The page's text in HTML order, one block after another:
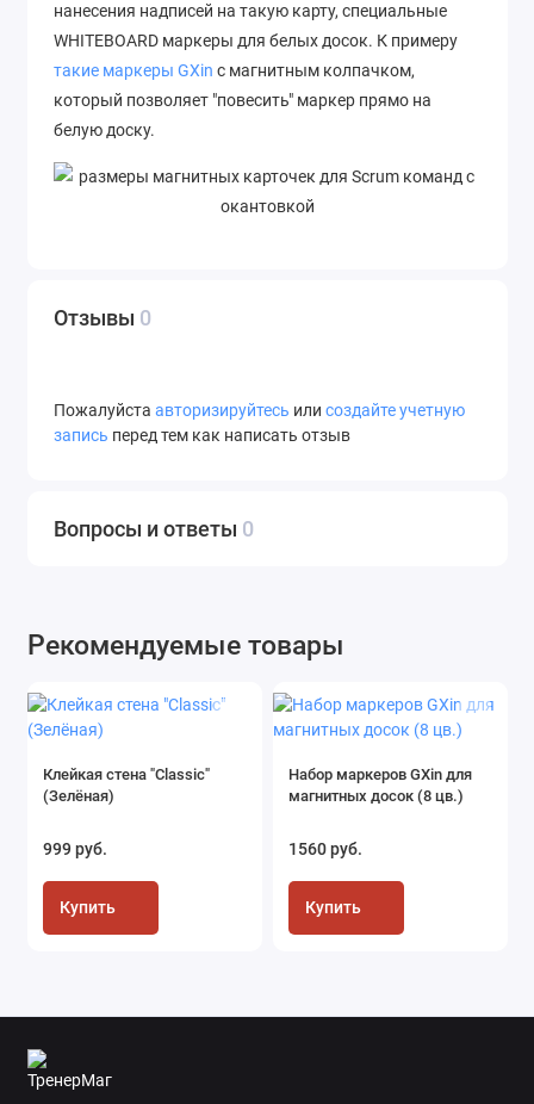
нанесения надписей на такую карту, специальные
WHITEBOARD маркеры для белых досок. К примеру
такие маркеры GXin с магнитным колпачком,
который позволяет "повесить" маркер прямо на
белую доску.
Отзывы 0
Пожалуйста авторизируйтесь или создайте учетную
запись перед тем как написать отзыв
Вопросы и ответы 0
Рекомендуемые товары
Клейкая стена "Classic"
(Зелёная)
999 руб.
Купить
Набор маркеров GXin для
магнитных досок (8 цв.)
1560 руб.
Купить